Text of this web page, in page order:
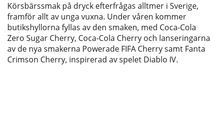
Körsbärssmak på dryck efterfrågas alltmer i Sverige,
framför allt av unga vuxna. Under våren kommer
butikshyllorna fyllas av den smaken, med Coca-Cola
Zero Sugar Cherry, Coca-Cola Cherry och lanseringarna
av de nya smakerna Powerade FIFA Cherry samt Fanta
Crimson Cherry, inspirerad av spelet Diablo IV.